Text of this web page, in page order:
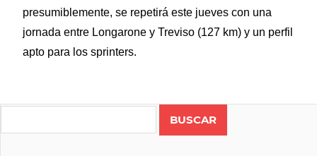
presumiblemente, se repetirá este jueves con una
jornada entre Longarone y Treviso (127 km) y un perfil
apto para los sprinters.